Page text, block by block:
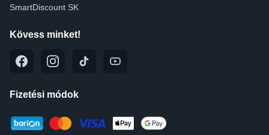
SmartDiscount SK
Kövess minket!
Fizetési módok